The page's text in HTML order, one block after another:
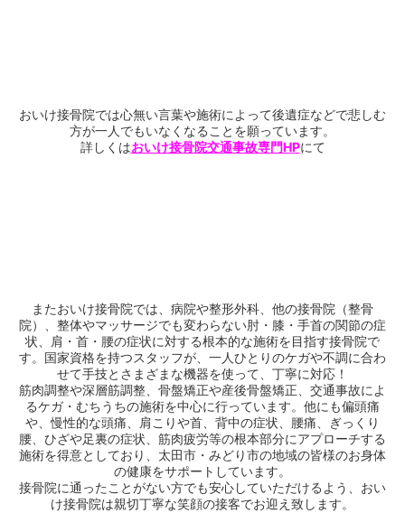
おいけ接骨院では心無い言葉や施術によって後遺症などで悲しむ
方が一人でもいなくなることを願っています。
詳しくはおいけ接骨院交通事故専門HPにて
またおいけ接骨院では、病院や整形外科、他の接骨院（整骨
院）、整体やマッサージでも変わらない肘・膝・手首の関節の症
状、肩・首・腰の症状に対する根本的な施術を目指す接骨院で
す。国家資格を持つスタッフが、一人ひとりのケガや不調に合わ
せて手技とさまざまな機器を使って、丁寧に対応！
筋肉調整や深層筋調整、骨盤矯正や産後骨盤矯正、交通事故によ
るケガ・むちうちの施術を中心に行っています。他にも偏頭痛
や、慢性的な頭痛、肩こりや首、背中の症状、腰痛、ぎっくり
腰、ひざや足裏の症状、筋肉疲労等の根本部分にアプローチする
施術を得意としており、太田市・みどり市の地域の皆様のお身体
の健康をサポートしています。
接骨院に通ったことがない方でも安心していただけるよう、おい
け接骨院は親切丁寧な笑顔の接客でお迎え致します。